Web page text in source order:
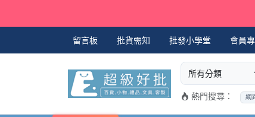
留言板 批貨需知 批發小學堂 會員
選擇商品分類
搜尋商品關鍵字
熱門搜尋： 網